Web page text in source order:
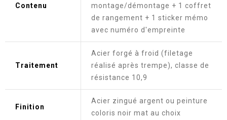
Contenu
montage/démontage + 1 coffret
de rangement + 1 sticker mémo
avec numéro d'empreinte
Traitement
Acier forgé à froid (filetage
réalisé après trempe), classe de
résistance 10,9
Finition
Acier zingué argent ou peinture
coloris noir mat au choix